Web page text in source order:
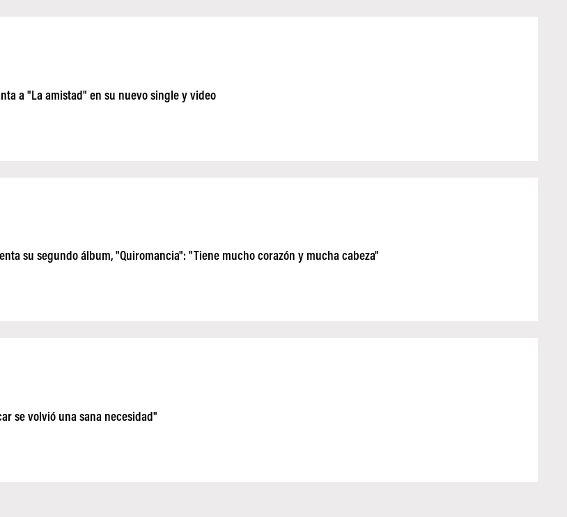
a "La amistad" en su nuevo single y video
su segundo álbum, "Quiromancia": "Tiene mucho corazón y mucha cabeza"
se volvió una sana necesidad"